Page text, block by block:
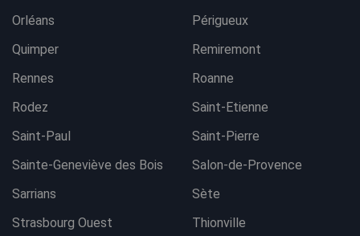
Orléans
Périgueux
Quimper
Remiremont
Rennes
Roanne
Rodez
Saint-Etienne
Saint-Paul
Saint-Pierre
Sainte-Geneviève des Bois
Salon-de-Provence
Sarrians
Sète
Strasbourg Ouest
Thionville